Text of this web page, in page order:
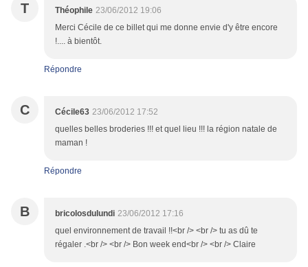
T Théophile 23/06/2012 19:06
Merci Cécile de ce billet qui me donne envie d'y être encore
!.... à bientôt.
Répondre
C Cécile63 23/06/2012 17:52
quelles belles broderies !!! et quel lieu !!! la région natale de
maman !
Répondre
B bricolosdulundi 23/06/2012 17:16
quel environnement de travail !!<br /> <br /> tu as dû te
régaler .<br /> <br /> Bon week end<br /> <br /> Claire